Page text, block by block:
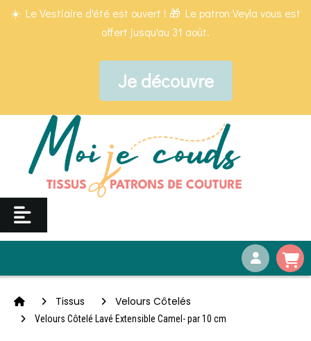
☀️ Le Vestiaire d'été est ouvert ! 🎁 Le patron Veyla vous est
offert jusqu'au 31 août.
Je découvre
Tissus Velours Côtelés
Velours Côtelé Lavé Extensible Camel- par 10 cm